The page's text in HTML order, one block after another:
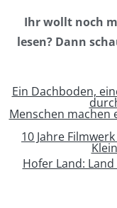
Ihr wollt noch
lesen? Dann
Ein Dachboden,
Menschen machen
10 Jahre
Hofer Land: